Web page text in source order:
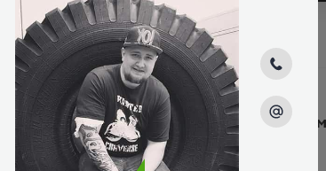
Написати
Ім'я*